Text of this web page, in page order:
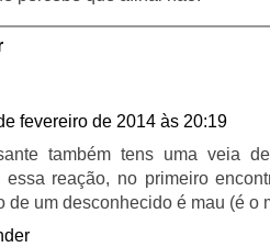
fevereiro de 2014 às 20:19
também tens uma veia
essa reação, no primeiro
de um desconhecido é mau (é o